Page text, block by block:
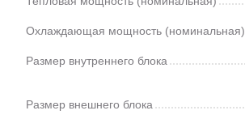
Охлаждающая мощность (номинальная)
Размер внутреннего блока
Размер внешнего блока